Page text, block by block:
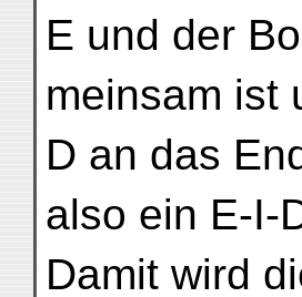
E und der
meinsam ist
D an das
also ein E-I-
Damit wird